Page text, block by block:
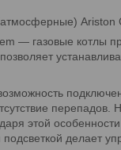
— газовые
перепадов.
этой
делает